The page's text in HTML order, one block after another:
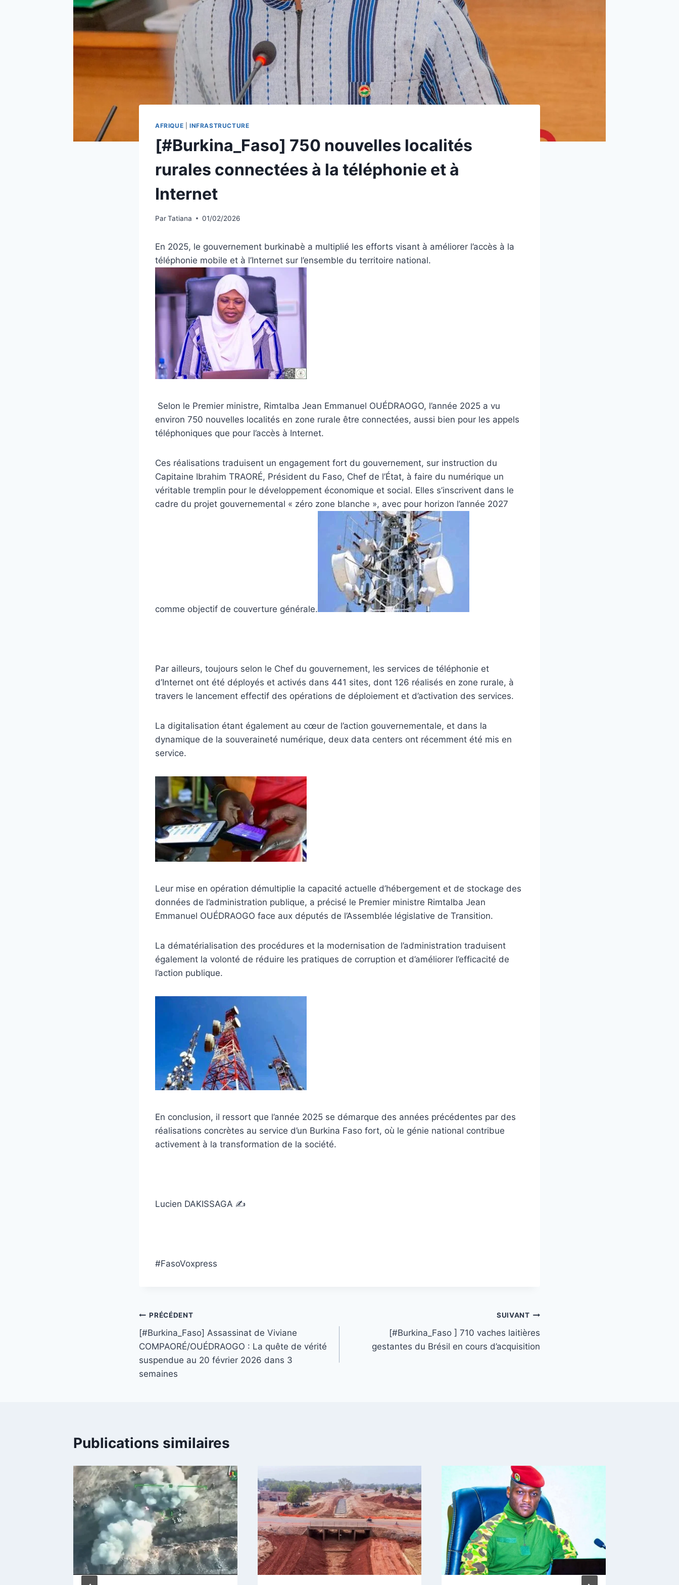
AFRIQUE INFRASTRUCTURE
[#Burkina_Faso] 750 nouvelles localités
rurales connectées à la téléphonie et à
Internet
ParTatiana 01/02/2026
En 2025, le gouvernement burkinabè a multiplié les efforts visant à améliorer l’accès à la
téléphonie mobile et à l’Internet sur l’ensemble du territoire national.
‎ Selon le Premier ministre, Rimtalba Jean Emmanuel OUÉDRAOGO, l’année 2025 a vu
environ 750 nouvelles localités en zone rurale être connectées, aussi bien pour les appels
téléphoniques que pour l’accès à Internet.
‎Ces réalisations traduisent un engagement fort du gouvernement, sur instruction du
Capitaine Ibrahim TRAORÉ, Président du Faso, Chef de l’État, à faire du numérique un
véritable tremplin pour le développement économique et social. Elles s’inscrivent dans le
cadre du projet gouvernemental « zéro zone blanche », avec pour horizon l’année 2027
comme objectif de couverture générale.
‎Par ailleurs, toujours selon le Chef du gouvernement, les services de téléphonie et
d’Internet ont été déployés et activés dans 441 sites, dont 126 réalisés en zone rurale, à
travers le lancement effectif des opérations de déploiement et d’activation des services.
‎La digitalisation étant également au cœur de l’action gouvernementale, et dans la
dynamique de la souveraineté numérique, deux data centers ont récemment été mis en
service.
‎Leur mise en opération démultiplie la capacité actuelle d’hébergement et de stockage des
données de l’administration publique, a précisé le Premier ministre Rimtalba Jean
Emmanuel OUÉDRAOGO face aux députés de l’Assemblée législative de Transition.
‎La dématérialisation des procédures et la modernisation de l’administration traduisent
également la volonté de réduire les pratiques de corruption et d’améliorer l’efficacité de
l’action publique.
‎En conclusion, il ressort que l’année 2025 se démarque des années précédentes par des
réalisations concrètes au service d’un Burkina Faso fort, où le génie national contribue
activement à la transformation de la société.
‎Lucien DAKISSAGA ✍️
#FasoVoxpress
Navigation
de
l’article
PRÉCÉDENT
[#Burkina_Faso] Assassinat de Viviane
COMPAORÉ/OUÉDRAOGO : La quête de vérité
suspendue au 20 février 2026 dans 3
semaines
SUIVANT
[#Burkina_Faso ] 710 vaches laitières
gestantes du Brésil en cours d’acquisition
Publications similaires